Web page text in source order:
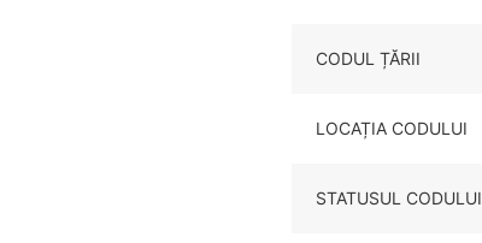
CODUL ȚĂRII
LOCAȚIA CODULUI
STATUSUL CODULUI